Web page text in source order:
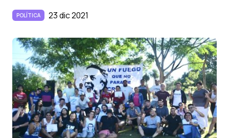
POLÍTICA 23 dic 2021